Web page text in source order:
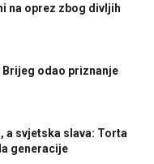
na oprez zbog divljih
odao priznanje
a svjetska slava: Torta
generacije